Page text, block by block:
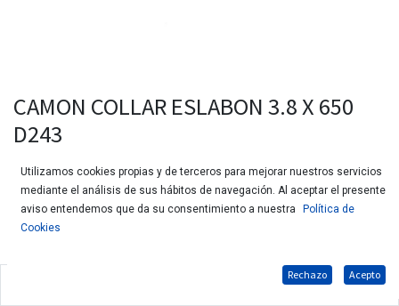
CAMON COLLAR ESLABON 3.8 X 650
D243
Utilizamos cookies propias y de terceros para mejorar nuestros servicios
mediante el análisis de sus hábitos de navegación. Al aceptar el presente
aviso entendemos que da su consentimiento a nuestra
Política de
Cookies
Rechazo Acepto